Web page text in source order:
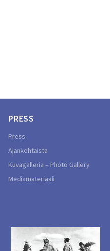
PRESS
Press
Ajankohtaista
Kuvagalleria – Photo Gallery
Mediamateriaali